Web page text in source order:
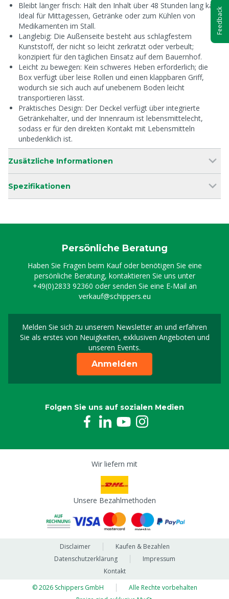
Bleibt länger frisch: Hält den Inhalt über 48 Stunden lang kalt.
Ideal für Mittagessen, Getränke oder zum Kühlen von
Medikamenten im Stall.
Langlebig: Die Außenseite besteht aus schlagfestem
Kunststoff, der nicht so leicht zerkratzt oder verbeult;
konzipiert für den täglichen Einsatz auf dem Bauernhof.
Leicht zu bewegen: Kein schweres Heben erforderlich; die
Box verfügt über leise Rollen und einen klappbaren Griff,
wodurch sie sich auch auf unebenem Boden leicht
transportieren lässt.
Praktisches Design: Der Deckel verfügt über integrierte
Getränkehalter, und der Innenraum ist lebensmittelecht,
sodass er für den direkten Kontakt mit Lebensmitteln
unbedenklich ist.
Zusätzliche Informationen
Spezifikationen
Persönliche Beratung
Haben Sie Fragen beim Kauf oder benötigen Sie eine
persönliche Beratung, kontaktieren Sie uns unter
+49(0)2833 92360 oder senden Sie eine E-Mail an
verkauf@schippers.eu
Melden Sie sich zu unserem Newsletter an und erfahren
Sie als erstes von Neuigkeiten, exklusiven Angeboten und
unseren Events.
Melden Sie sich für
Anmelden
Folgen Sie uns auf sozialen Medien
Wir liefern mit
Unsere Bezahlmethoden
Disclaimer
Kaufen & Bezahlen
Datenschutzerklärung
Impressum
Kontakt
© 2026 Schippers GmbH
Alle Rechte vorbehalten
Feedback